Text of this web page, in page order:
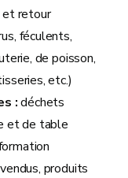
et retour
féculents,
de poisson,
etc.)
:déchets
et de table
produits